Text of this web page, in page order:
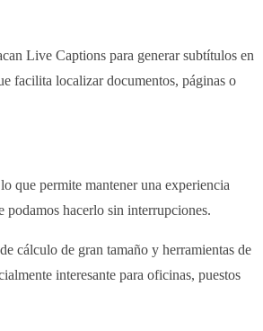
Live Captions para generar subtítulos en
facilita localizar documentos, páginas o
que permite mantener una experiencia
hacerlo sin interrupciones.
cálculo de gran tamaño y herramientas de
interesante para oficinas, puestos